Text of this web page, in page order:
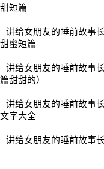
甜短篇
讲给女朋友的睡前故事
甜蜜短篇
讲给女朋友的睡前故事
篇甜甜的）
讲给女朋友的睡前故事
文字大全
讲给女朋友的睡前故事